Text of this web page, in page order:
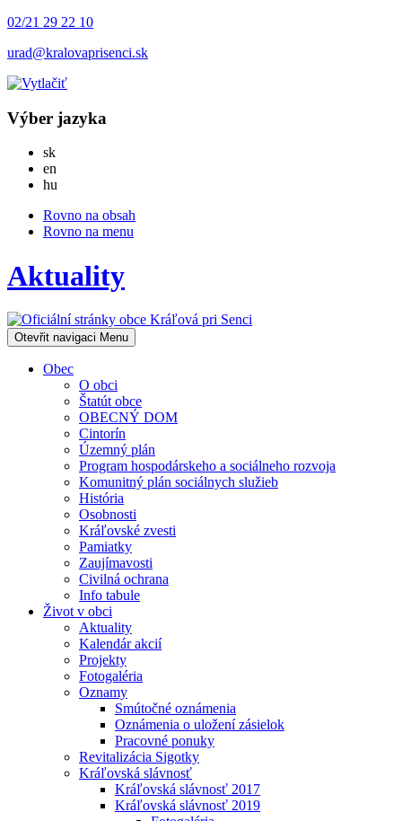
02/21 29 22 10
urad@kralovaprisenci.sk
Výber jazyka
skSlovensky
en
hu
Rovno na obsah
Rovno na menu
Aktuality
Otevřit navigaci Menu
Obec
O obci
Štatút obce
OBECNÝ DOM
Cintorín
Územný plán
Program hospodárskeho a sociálneho rozvoja
Komunitný plán sociálnych služieb
História
Osobnosti
Kráľovské zvesti
Pamiatky
Zaujímavosti
Civilná ochrana
Info tabule
Život v obci
Aktuality
Kalendár akcií
Projekty
Fotogaléria
Oznamy
Smútočné oznámenia
Oznámenia o uložení zásielok
Pracovné ponuky
Revitalizácia Sigotky
Kráľovská slávnosť
Kráľovská slávnosť 2017
Kráľovská slávnosť 2019